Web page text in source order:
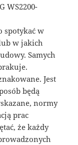
WS2200-
spotykać w
w jakich
Samych
Jest
będą
normy
prac
że każdy